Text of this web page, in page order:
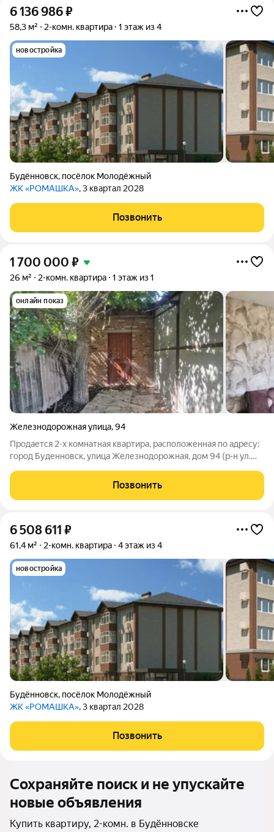
6 136 986₽
58,3 м² 2-комн. квартира 1 этаж из 4
новостройка
Будённовск, посёлок Молодёжный
ЖК «РОМАШКА», 3 квартал 2028
Позвонить
1 700 000 ₽
26 м² 2-комн. квартира 1 этаж из 1
онлайн показ
Железнодорожная улица,94
Продается 2-х комнатная квартира, расположенная по адресу:
город Буденновск, улица Железнодорожная, дом 94 (р-н ул.
совмещен. Косметический ремонт, окна ПВХ, сантехника
Позвонить
6 508 611 ₽
61,4 м² 2-комн. квартира 4 этаж из 4
новостройка
Будённовск, посёлок Молодёжный
ЖК «РОМАШКА», 3 квартал 2028
Позвонить
Сохраняйте поиск и не упускайте
новые объявления
Купить квартиру, 2-комн. в Будённовске